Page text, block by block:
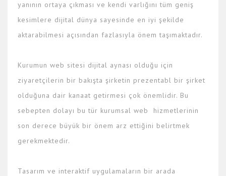
yanının ortaya çıkması ve kendi varlığını tüm geniş
kesimlere dijital dünya sayesinde en iyi şekilde
aktarabilmesi açısından fazlasıyla önem taşımaktadır.
Kurumun web sitesi dijital aynası olduğu için
ziyaretçilerin bir bakışta şirketin prezentabl bir şirket
olduğuna dair kanaat getirmesi çok önemlidir. Bu
sebepten dolayı bu tür kurumsal web hizmetlerinin
son derece büyük bir önem arz ettiğini belirtmek
gerekmektedir.
Tasarım ve interaktif uygulamaların bir arada